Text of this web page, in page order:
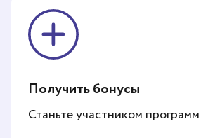
Получить бонусы
Станьте участником